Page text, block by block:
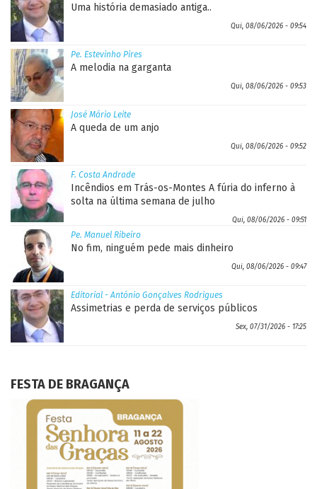
Uma história demasiado antiga..
Qui, 08/06/2026 - 09:54
Pe. Estevinho Pires
A melodia na garganta
Qui, 08/06/2026 - 09:53
José Mário Leite
A queda de um anjo
Qui, 08/06/2026 - 09:52
F. Costa Andrade
Incêndios em Trás-os-Montes A fúria do inferno à
solta na última semana de julho
Qui, 08/06/2026 - 09:51
Pe. Manuel Ribeiro
No fim, ninguém pede mais dinheiro
Qui, 08/06/2026 - 09:47
Editorial - António Gonçalves Rodrigues
Assimetrias e perda de serviços públicos
Sex, 07/31/2026 - 17:25
FESTA DE BRAGANÇA